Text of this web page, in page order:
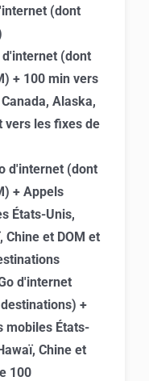
(dont
d'internet (dont
+ 100 min vers
Alaska,
vers les fixes de
d'internet (dont
+ Appels
États-Unis,
Chine et DOM et
d'internet
+
mobiles États-
Chine et
100